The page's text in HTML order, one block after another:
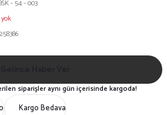
- 54 - 003
Kargo Bedava
siparişler aynı gün içerisinde kargoda!